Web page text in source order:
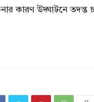
কারণ উদ্ঘাটনে